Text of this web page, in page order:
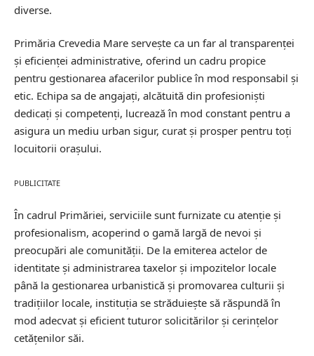
diverse.
Primăria Crevedia Mare servește ca un far al transparenței
și eficienței administrative, oferind un cadru propice
pentru gestionarea afacerilor publice în mod responsabil și
etic. Echipa sa de angajați, alcătuită din profesioniști
dedicați și competenți, lucrează în mod constant pentru a
asigura un mediu urban sigur, curat și prosper pentru toți
locuitorii orașului.
PUBLICITATE
În cadrul Primăriei, serviciile sunt furnizate cu atenție și
profesionalism, acoperind o gamă largă de nevoi și
preocupări ale comunității. De la emiterea actelor de
identitate și administrarea taxelor și impozitelor locale
până la gestionarea urbanistică și promovarea culturii și
tradițiilor locale, instituția se străduiește să răspundă în
mod adecvat și eficient tuturor solicitărilor și cerințelor
cetățenilor săi.